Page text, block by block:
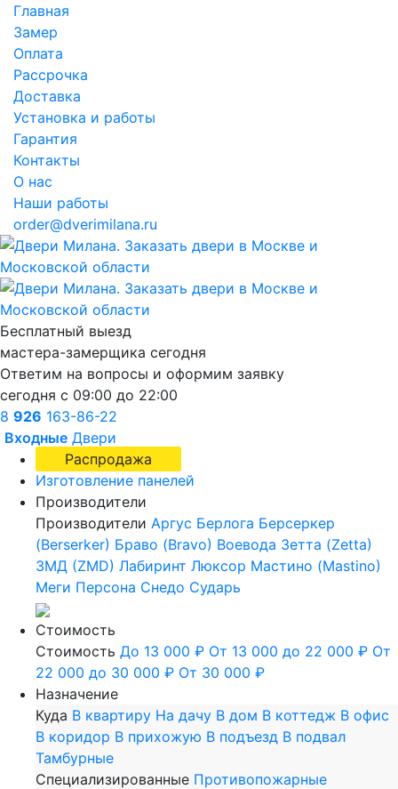
Главная
Замер
Оплата
Рассрочка
Доставка
Установка и работы
Гарантия
Контакты
О нас
Наши работы
order@dverimilana.ru
Бесплатный выезд
мастера-замерщика сегодня
Ответим на вопросы и оформим заявку
сегодня с 09:00 до 22:00
8 926 163-86-22
Входные Двери
Распродажа
Изготовление панелей
Производители
Производители Аргус Берлога Берсеркер
(Berserker) Браво (Bravo) Воевода Зетта (Zetta)
ЗМД (ZMD) Лабиринт Люксор Мастино (Mastino)
Меги Персона Снедо Сударь
Стоимость
Стоимость До 13 000 ₽ От 13 000 до 22 000 ₽ От
22 000 до 30 000 ₽ От 30 000 ₽
Назначение
Куда В квартиру На дачу В дом В коттедж В офис
В коридор В прихожую В подъезд В подвал
Тамбурные
Специализированные Противопожарные